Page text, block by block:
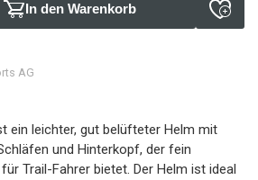
In den Warenkorb
AG
ein leichter, gut belüfteter Helm mit
und Hinterkopf, der fein
Trail-Fahrer bietet. Der Helm ist ideal